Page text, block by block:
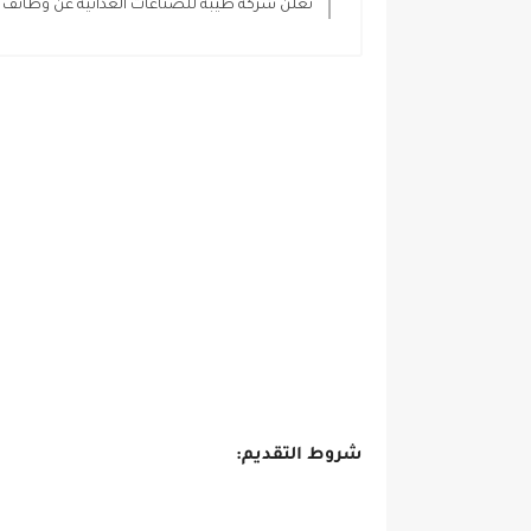
تعلن شركة طيبة للصناعات الغذائية عن وظائف
شروط التقديم: